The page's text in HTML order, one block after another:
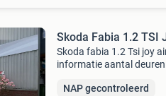
Skoda Fabia 1.2 TSI
Skoda fabia 1.2 Tsi joy
informatie aantal
metallic) technische
NAP gecontroleerd